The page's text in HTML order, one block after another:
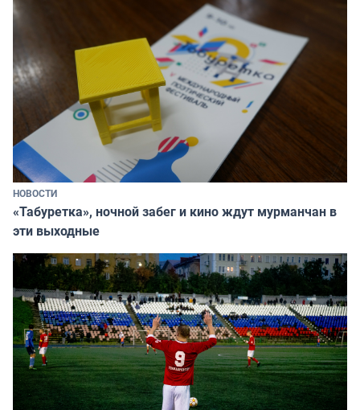
НОВОСТИ
«Табуретка», ночной забег и кино ждут мурманчан в
эти выходные